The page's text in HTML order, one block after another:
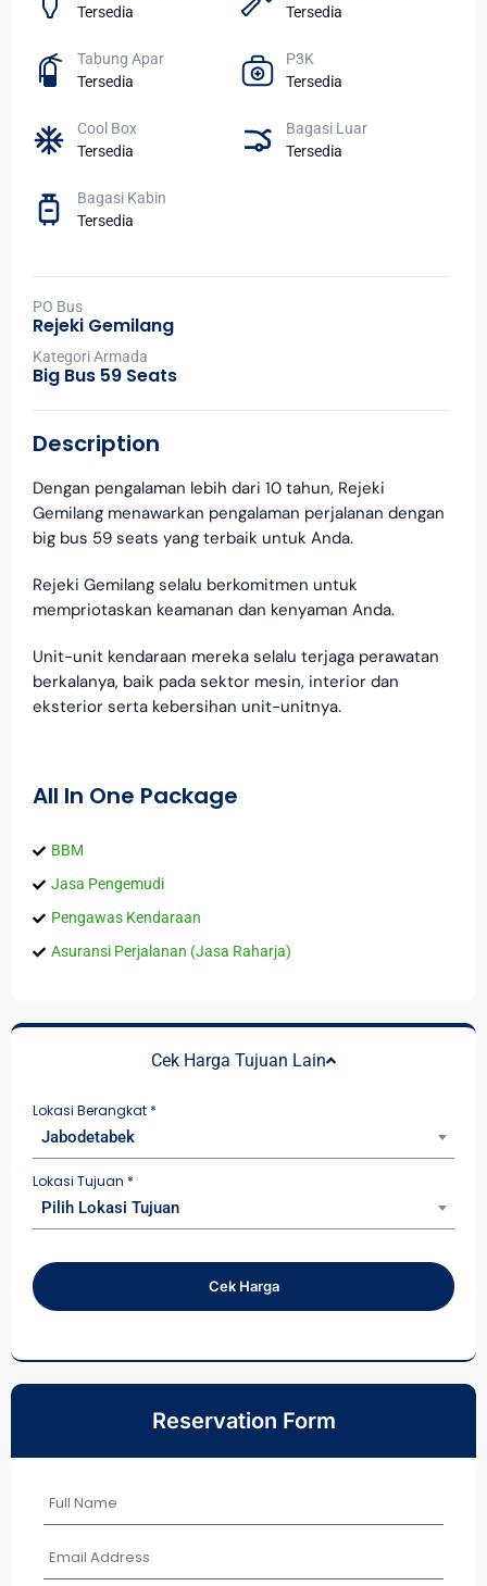
Tersedia
Tersedia
Tabung Apar
Tersedia
P3K
Tersedia
Cool Box
Tersedia
Bagasi Luar
Tersedia
Bagasi Kabin
Tersedia
PO Bus
Rejeki Gemilang
Kategori Armada
Big Bus 59 Seats
Description
Dengan pengalaman lebih dari 10 tahun, Rejeki
Gemilang menawarkan pengalaman perjalanan dengan
big bus 59 seats yang terbaik untuk Anda.
Rejeki Gemilang selalu berkomitmen untuk
mempriotaskan keamanan dan kenyaman Anda.
Unit-unit kendaraan mereka selalu terjaga perawatan
berkalanya, baik pada sektor mesin, interior dan
eksterior serta kebersihan unit-unitnya.
All In One Package
BBM
Jasa Pengemudi
Pengawas Kendaraan
Asuransi Perjalanan (Jasa Raharja)
Cek Harga Tujuan Lain
Lokasi Berangkat *
Jabodetabek
Lokasi Tujuan *
Pilih Lokasi Tujuan
Cek Harga
Reservation Form